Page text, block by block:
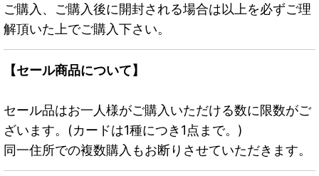
ご購入、ご購入後に開封される場合は以上を必ずご理
解頂いた上でご購入下さい。
【セール商品について】
セール品はお一人様がご購入いただける数に限数がご
ざいます。(カードは1種につき1点まで。)
同一住所での複数購入もお断りさせていただきます。